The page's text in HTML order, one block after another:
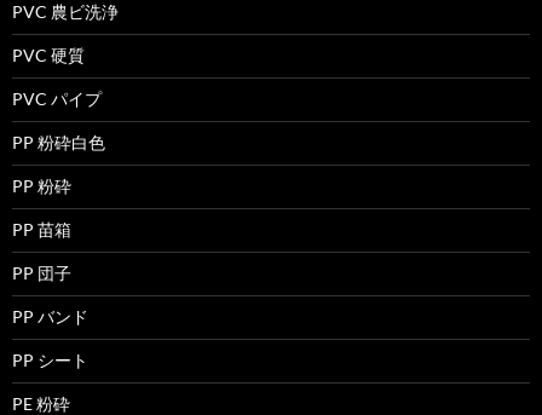
PVC 農ビ洗浄
PVC 硬質
PVC パイプ
PP 粉砕白色
PP 粉砕
PP 苗箱
PP 団子
PP バンド
PP シート
PE 粉砕